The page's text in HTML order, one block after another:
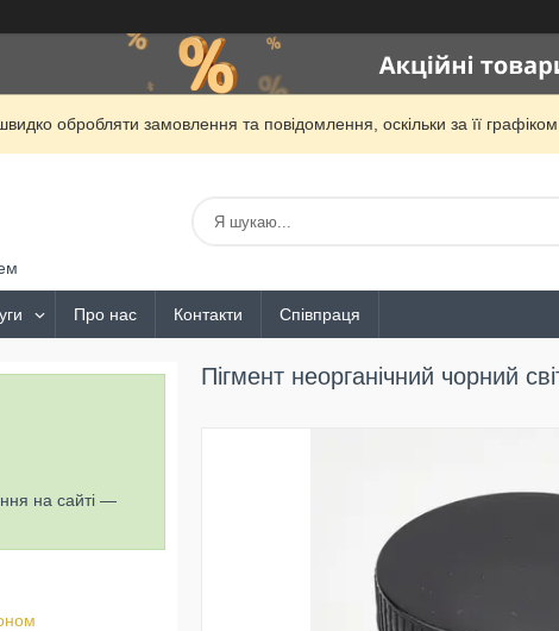
обробляти замовлення та повідомлення, оскільки за її
Про нас Контакти Співпраця
Пігмент неорганічний чорний
на сайті —